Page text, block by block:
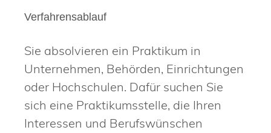
Verfahrensablauf
Sie absolvieren ein Praktikum in
Unternehmen, Behörden, Einrichtungen
oder Hochschulen. Dafür suchen Sie
sich eine Praktikumsstelle, die Ihren
Interessen und Berufswünschen